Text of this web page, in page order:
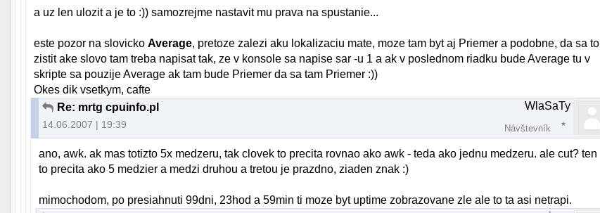
a uz len ulozit a je to :)) samozrejme nastavit mu prava na spustanie...
este pozor na slovickoAverage, pretoze zalezi aku lokalizaciu mate, moze tam byt aj Priemer a podobne, da sa to
zistit ake slovo tam treba napisat tak, ze v konsole sa napise sar -u 1 a ak v poslednom riadku bude Average tu v
skripte sa pouzije Average ak tam bude Priemer da sa tam Priemer :))
Okes dik vsetkym, cafte
Re: mrtg cpuinfo.pl
14.06.2007 | 19:39
WlaSaTy
Návštevník
ano, awk. ak mas totizto 5x medzeru, tak clovek to precita rovnao ako awk - teda ako jednu medzeru. ale cut? ten
to precita ako 5 medzier a medzi druhou a tretou je prazdno, ziaden znak :)
mimochodom, po presiahnuti 99dni, 23hod a 59min ti moze byt uptime zobrazovane zle ale to ta asi netrapi.